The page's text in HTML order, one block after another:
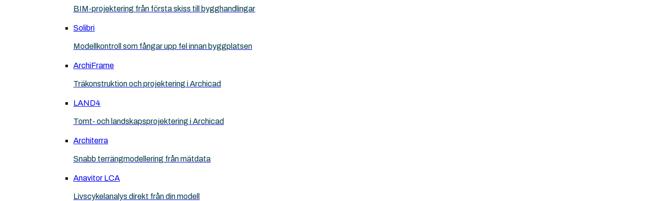
BIM-projektering från första skiss till bygghandlingar
Solibri
Modellkontroll som fångar upp fel innan byggplatsen
ArchiFrame
Träkonstruktion och projektering i Archicad
LAND4
Tomt- och landskapsprojektering i Archicad
Architerra
Snabb terrängmodellering från mätdata
Anavitor LCA
Livscykelanalys direkt från din modell